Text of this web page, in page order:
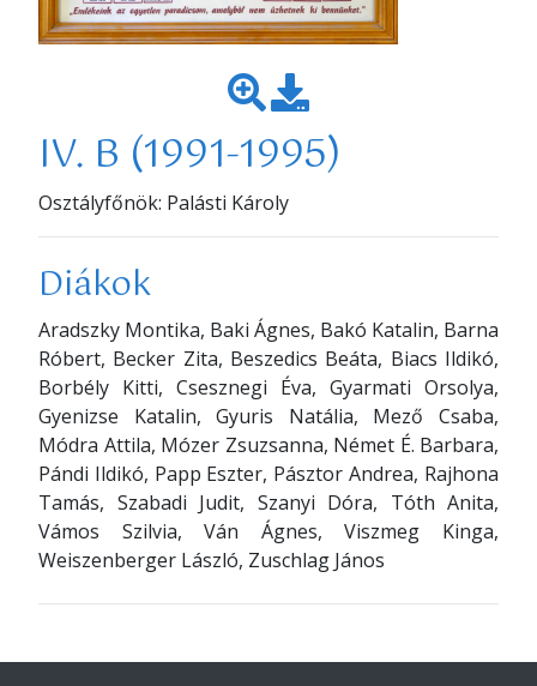
IV. B (1991-1995)
Osztályfőnök: Palásti Károly
Diákok
Aradszky Montika, Baki Ágnes, Bakó Katalin, Barna
Róbert, Becker Zita, Beszedics Beáta, Biacs Ildikó,
Borbély Kitti, Csesznegi Éva, Gyarmati Orsolya,
Gyenizse Katalin, Gyuris Natália, Mező Csaba,
Módra Attila, Mózer Zsuzsanna, Német É. Barbara,
Pándi Ildikó, Papp Eszter, Pásztor Andrea, Rajhona
Tamás, Szabadi Judit, Szanyi Dóra, Tóth Anita,
Vámos Szilvia, Ván Ágnes, Viszmeg Kinga,
Weiszenberger László, Zuschlag János